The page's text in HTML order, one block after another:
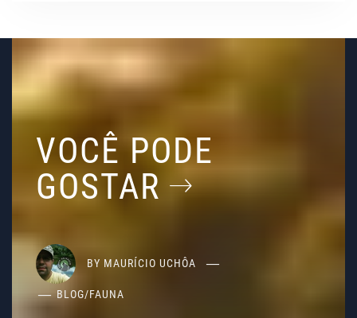
VOCÊ PODE
GOSTAR
BY MAURÍCIO UCHÔA
BLOG/FAUNA